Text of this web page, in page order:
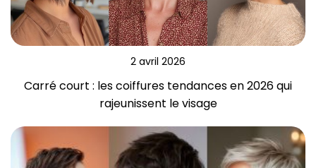
2 avril 2026
Carré court : les coiffures tendances en 2026 qui
rajeunissent le visage